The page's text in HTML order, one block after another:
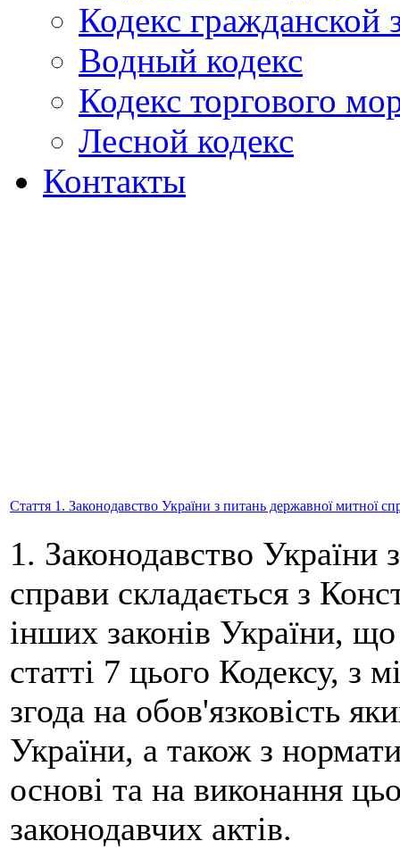
Кодекс гражданской
Водный кодекс
Кодекс торгового
Лесной кодекс
Контакты
Стаття 1. Законодавство України з питань державної митної
1. Законодавство України
справи складається з
інших законів України,
статті 7 цього Кодексу, з
згода на обов'язковість
України, а також з
основі та на виконання
законодавчих актів.